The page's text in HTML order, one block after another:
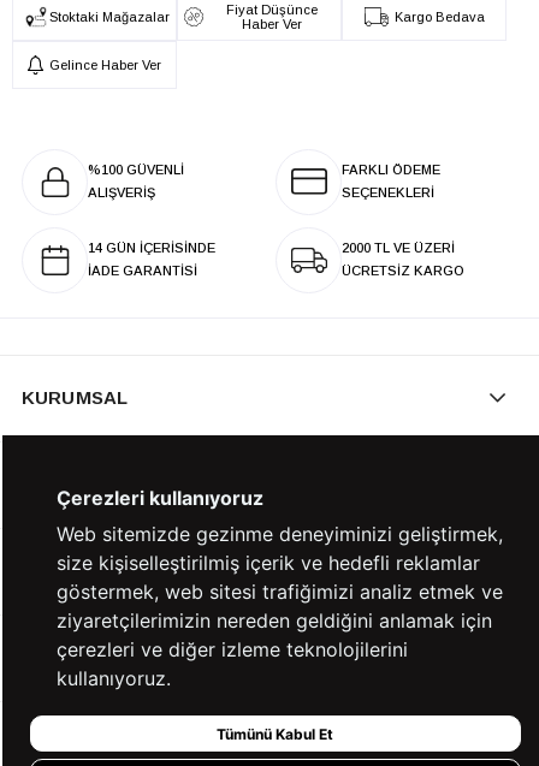
Stoktaki Mağazalar
Fiyat Düşünce
Haber Ver
Kargo Bedava
Gelince Haber Ver
%100 GÜVENLİ
ALIŞVERİŞ
FARKLI ÖDEME
SEÇENEKLERİ
14 GÜN İÇERİSİNDE
İADE GARANTİSİ
2000 TL VE ÜZERİ
ÜCRETSİZ KARGO
KURUMSAL
YARDIM
BİZE ULAŞIN
HIZLI ERİŞİM
Çerezleri kullanıyoruz
Web sitemizde gezinme deneyiminizi geliştirmek,
size kişiselleştirilmiş içerik ve hedefli reklamlar
göstermek, web sitesi trafiğimizi analiz etmek ve
ziyaretçilerimizin nereden geldiğini anlamak için
çerezleri ve diğer izleme teknolojilerini
kullanıyoruz.
Tümünü Kabul Et